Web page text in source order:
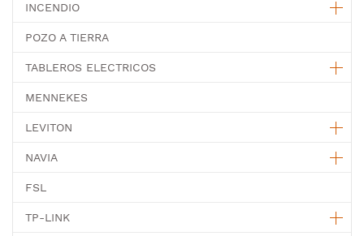
INCENDIO
POZO A TIERRA
TABLEROS ELECTRICOS
MENNEKES
LEVITON
NAVIA
FSL
TP-LINK